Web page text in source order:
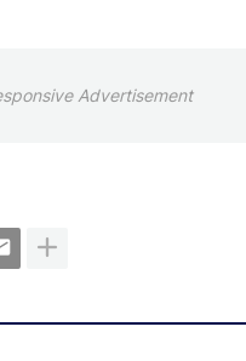
Advertisement